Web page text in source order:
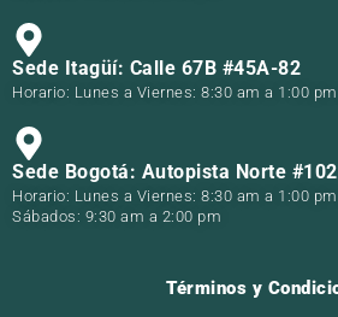
Sede Itagüí: Calle 67B #45A-82
Horario: Lunes a Viernes: 8:30 am a 1:00
Sede Bogotá: Autopista Norte
Horario: Lunes a Viernes: 8:30 am a 1:00
Sábados: 9:30 am a 2:00 pm
Términos y